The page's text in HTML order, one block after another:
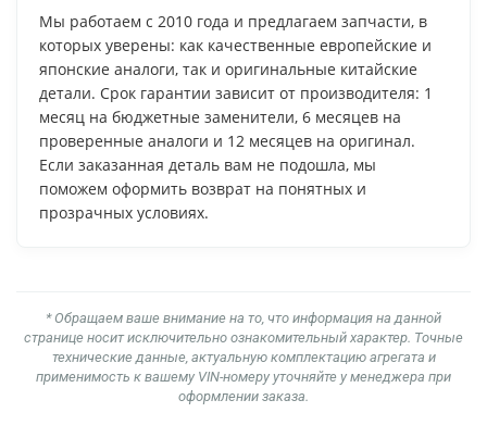
Мы работаем с 2010 года и предлагаем запчасти, в
которых уверены: как качественные европейские и
японские аналоги, так и оригинальные китайские
детали. Срок гарантии зависит от производителя: 1
месяц на бюджетные заменители, 6 месяцев на
проверенные аналоги и 12 месяцев на оригинал.
Если заказанная деталь вам не подошла, мы
поможем оформить возврат на понятных и
прозрачных условиях.
* Обращаем ваше внимание на то, что информация на данной
странице носит исключительно ознакомительный характер. Точные
технические данные, актуальную комплектацию агрегата и
применимость к вашему VIN-номеру уточняйте у менеджера при
оформлении заказа.